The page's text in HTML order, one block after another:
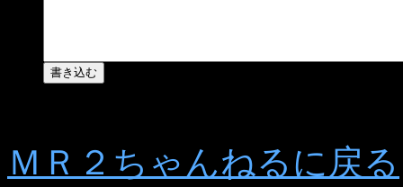
ＭＲ２ちゃんねるに戻る